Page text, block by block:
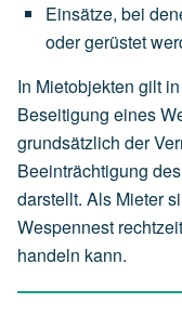
Einsätze, bei
odergerüstet
In Mietobjekten gilt
Beseitigung eines
grundsätzlich der
Beeinträchtigung
darstellt. Als Mieter
Wespennest
handeln kann.